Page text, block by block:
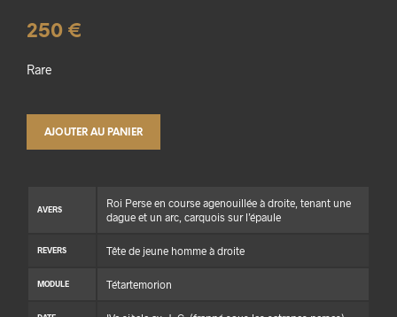
250 €
Rare
AJOUTER AU PANIER
AVERS
Roi Perse en course agenouillée à droite, tenant une
dague et un arc, carquois sur l’épaule
REVERS Tête de jeune homme à droite
MODULE Tétartemorion